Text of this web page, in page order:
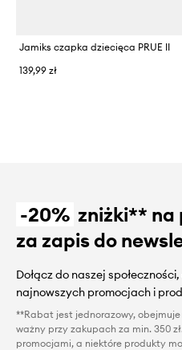
Jamiks czapka dziecięca PRUE II
139,99 zł
-20% zniżki** na
za zapis do
Dołącz do naszej
najnowszych promocjach i
**Rabat jest jednorazowy,
ważny przy zakupach za min. 350
promocjami, a niektóre produkty